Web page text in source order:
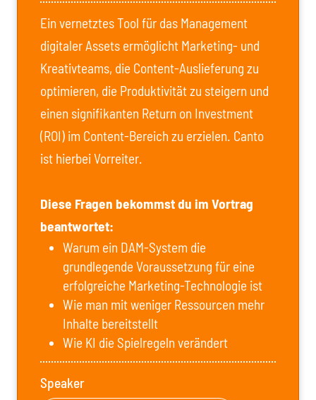
Ein vernetztes Tool für das Management
digitaler Assets ermöglicht Marketing- und
Kreativteams, die Content-Auslieferung zu
optimieren, die Produktivität zu steigern und
einen signifikanten Return on Investment
(ROI) im Content-Bereich zu erzielen. Canto
ist hierbei Vorreiter.
Diese Fragen bekommst du im Vortrag
beantwortet:
Warum ein DAM-System die
grundlegende Voraussetzung für eine
erfolgreiche Marketing-Technologie ist
Wie man mit weniger Ressourcen mehr
Inhalte bereitstellt
Wie KI die Spielregeln verändert
Speaker